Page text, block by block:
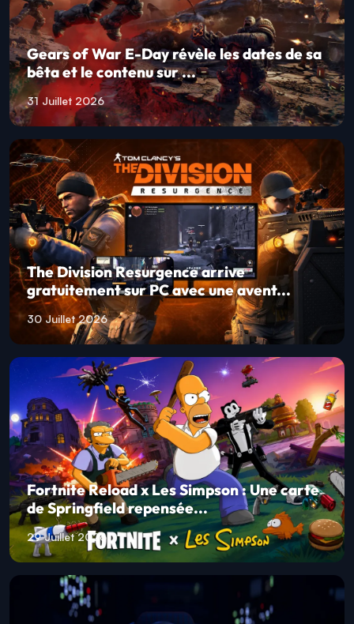
Gears of War E-Day révèle les dates de sa
bêta et le contenu sur ...
31 Juillet 2026
The Division Resurgence arrive
gratuitement sur PC avec une avent...
30 Juillet 2026
Fortnite Reload x Les Simpson : Une carte
de Springfield repensée...
29 Juillet 2026